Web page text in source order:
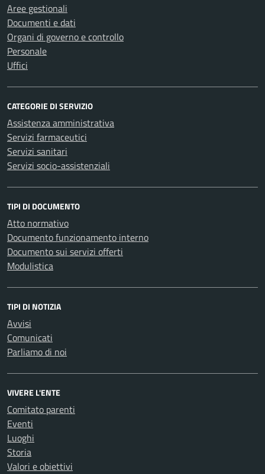
Aree gestionali
Documenti e dati
Organi di governo e controllo
Personale
Uffici
CATEGORIE DI SERVIZIO
Assistenza amministrativa
Servizi farmaceutici
Servizi sanitari
Servizi socio-assistenziali
TIPI DI DOCUMENTO
Atto normativo
Documento funzionamento interno
Documento sui servizi offerti
Modulistica
TIPI DI NOTIZIA
Avvisi
Comunicati
Parliamo di noi
VIVERE L'ENTE
Comitato parenti
Eventi
Luoghi
Storia
Valori e obiettivi